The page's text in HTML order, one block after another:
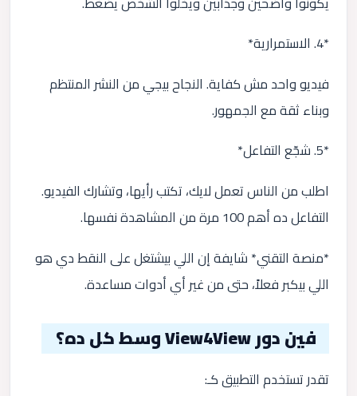
*4. الاستمرارية*
فيديو واحد مش كفاية. النجاح بيجي من النشر المنتظم
وبناء ثقة مع الجمهور.
*5. شجّع التفاعل*
اطلب من الناس تعمل لايك، تكتب رأيها، وتشارك الفيديو.
التفاعل ده أهم 100 مرة من المشاهدة نفسها.
*منصة التقني* شايفة إن اللي بيشتغل على النقط دي هو
اللي بيكبر فعلاً، حتى من غير أي أدوات مساعدة.
فين دور View4View وسط كل ده؟
تقدر تستخدم التطبيق كـ: